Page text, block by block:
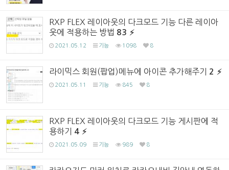
RXP FLEX 레이아웃의 다크모드 기능 다른 레이아
웃에 적용하는 방법 83
2021.05.12 기능 1098 8
라이믹스 회원(팝업)메뉴에 아이콘 추가해주기 2
2021.05.11 기능 845 8
RXP FLEX 레이아웃의 다크모드 기능 게시판에 적
용하기
4
2021.05.09 기능 989 8